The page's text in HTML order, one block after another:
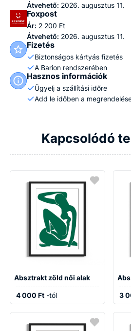
Átvehető: 2026. augusztus 11.
Foxpost
Ár: 2 200 Ft
Átvehető: 2026. augusztus 11.
Fizetés
Biztonságos kártyás fizetés
A Barion rendszerében
Hasznos információk
Ügyelj a szállítási időre
Add le időben a
Kapcsolódó
Absztrakt zöld női alak
4 000 Ft -tól 3